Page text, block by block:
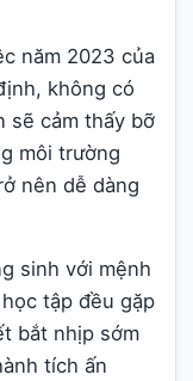
năm 2023 của
không có
sẽ cảm thấy bỡ
môi trường
nên dễ dàng
sinh với mệnh
tập đều gặp
bắt nhịp sớm
tích ấn